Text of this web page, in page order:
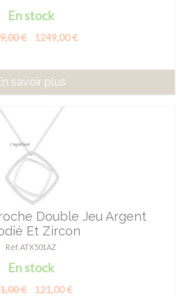
En stock
€ 1249,00 €
savoir plus
Double Jeu Argent
Et Zircon
Réf. ATX501AZ
En stock
€ 121,00 €